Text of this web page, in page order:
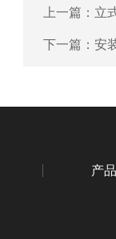
上一篇： 立
下一篇： 安
产